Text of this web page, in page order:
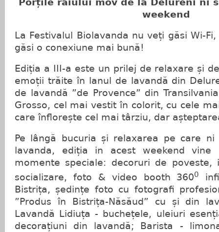
Porțile raiului mov de la Delureni ni
weekend
La Festivalul Biolavanda nu veți găsi Wi-
găsi o conexiune mai bună!
Ediția a III-a este un prilej de relaxare și
emoții trăite în lanul de lavandă din
de lavandă ”de Provence” din
Grosso, cel mai vestit în colorit, cu cele
care înflorește cel mai târziu, dar
Pe lângă bucuria și relaxarea pe care
lavanda, ediția in acest weekend
momente speciale: decoruri de poveste,
socializare, foto & video booth 3600
Bistrița, ședințe foto cu fotografi
”Produs în Bistrița-Năsăud” cu și din
Lavandă Lidiuța - buchețele, uleiuri
decorațiuni din lavandă; Barista -